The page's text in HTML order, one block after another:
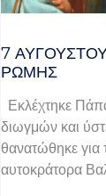
7
ΡΩΜΗΣ
Εκλέχτηκε
διωγμών και
θανατώθηκε για
αυτοκράτορα